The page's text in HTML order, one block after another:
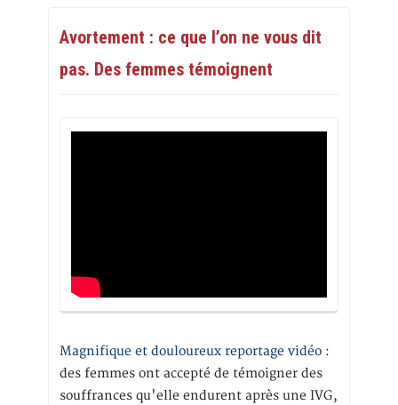
Avortement : ce que l’on ne vous dit
pas. Des femmes témoignent
Magnifique et douloureux reportage vidéo :
des femmes ont accepté de témoigner des
souffrances qu'elle endurent après une IVG,